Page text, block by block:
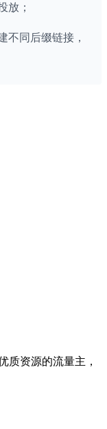
放；
不同后缀链接，
质资源的流量主，